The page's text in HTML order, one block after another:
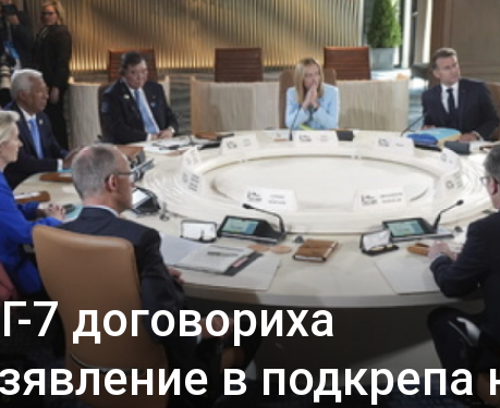
7 договориха
в подкрепа